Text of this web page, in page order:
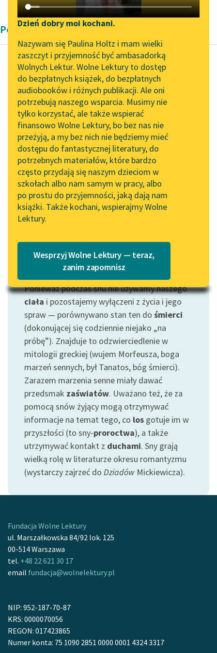
Katalog DAISY
Podkasty o książkach
Zgłoś brak utworu
Aktualności
„Prokurator Alicja Horn”
do słuchania
Byliśmy częścią AI Impact
Lab
Zapraszamy na spotkanie
online z tłumaczkami
literatury skandynawskiej
Spotkanie z Katarzyną
Tunkiel w Oslo
102. lata temu zmarł
Joseph Conrad
Lektury szkolne i klasyka
literatury do słuchania dla
uczennic i uczniów z
niepełnosprawnościami
E-kolekcja lektur
szkolnych i literatury do
słuchania dla uczennic i
uczniów z
niepełnosprawnościami
Feministyczne inspiracje.
Popularyzacja
skandynawskiej literatury
feministycznej
Ręce pełne poezji
Kolekcje edukacyjne
twórców przechodzących
lektur szkolnych oraz
Odkurzamy bohaterów
Szkoła Poezji Wolnych
Lektur
Narzędzia
Mapa Wolnych Lektur
Leśmianator
Przewodnik dla piszących i
czytających
API
OAI-PMH
Widget Wolnych Lektur
Przypisy
Katalog w formacie PDF
O nas
O projekcie
Zespół
Dzień dobry moi kochani.
Nazywam się Paulina Holtz i mam wielki
zaszczyt i przyjemność być ambasadorką
Wolnych Lektur. Wolne Lektury to dostęp
do bezpłatnych książek, do bezpłatnych
audiobooków i różnych publikacji. Ale oni
potrzebują naszego wsparcia. Musimy nie
tylko korzystać, ale także wspierać
finansowo Wolne Lektury, bo bez nas nie
przeżyją, a my bez nich nie będziemy mieć
dostępu do fantastycznej literatury, do
potrzebnych materiałów, które bardzo
często przydają się naszym dzieciom w
szkołach albo nam samym w pracy, albo
po prostu do przyjemności, jaką dają nam
książki. Także kochani, wspierajmy Wolne
Lektury.
Wesprzyj Wolne Lektury — teraz,
zanim zapomnisz
Poemat Juliusz Słowacki
Juliusz Słowacki
Anhelli
Oto są kopalnie Sybiru!
Stąpaj tu ostrożnie, bo
ta ziemia brukowana
jest ludźmi śpiącymi.
Słyszysz...
Czytaj więcej
Motyw: Sen
Ponieważ podczas snu nie używamy naszego
ciała i pozostajemy wyłączeni z życia i jego
spraw — porównywano stan ten do śmierci
(dokonującej się codziennie niejako „na
próbę”). Znajduje to odzwierciedlenie w
mitologii greckiej (wujem Morfeusza, boga
marzeń sennych, był Tanatos, bóg śmierci).
Zarazem marzenia senne miały dawać
przedsmak zaświatów. Uważano też, że za
pomocą snów żyjący mogą otrzymywać
informacje na temat tego, co los gotuje im w
przyszłości (to sny-proroctwa), a także
utrzymywać kontakt z duchami. Sny grają
wielką rolę w literaturze okresu romantyzmu
(wystarczy zajrzeć do Dziadów Mickiewicza).
Fundacja Wolne Lektury
ul. Marszałkowska 84/92 lok. 125
00-514 Warszawa
tel. +48 22 621 30 17
email fundacja@wolnelektury.pl
NIP: 952-187-70-87
KRS: 0000070056
REGON: 017423865
Numer konta: 75 1090 2851 0000 0001 4324 3317